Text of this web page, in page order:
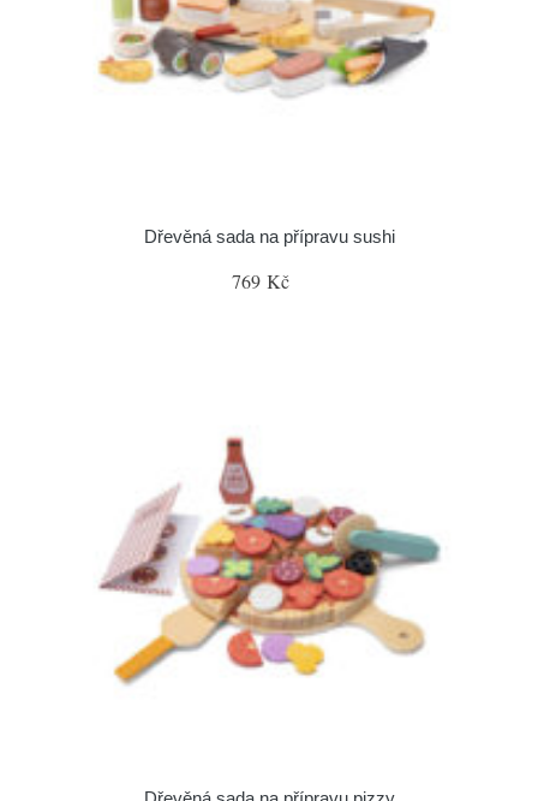
Dřevěná sada na přípravu sushi
769 Kč